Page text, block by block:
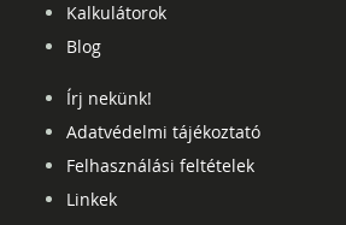
Kalkulátorok
Blog
Írj nekünk!
Adatvédelmi tájékoztató
Felhasználási feltételek
Linkek